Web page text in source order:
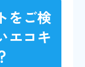
をご検
エコキ